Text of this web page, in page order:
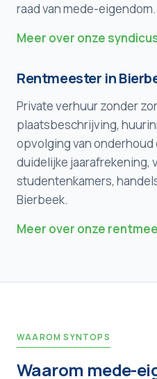
raad van mede-eigendom.
Meer over onze
Rentmeester in
Private verhuur zonder
plaatsbeschrijving,
opvolging van
duidelijke jaarafrekening,
studentenkamers,
Bierbeek.
Meer over onze
WAAROM SYNTOPS
Waarom mede-